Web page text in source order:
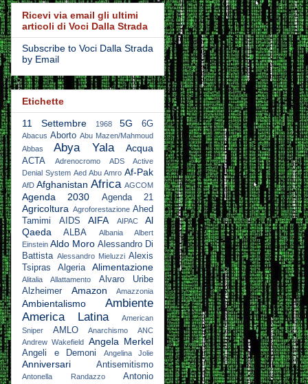
Ricevi via email gli ultimi
articoli di Voci Dalla Strada
Subscribe to Voci Dalla Strada
by Email
Etichette
11 Settembre
1968 5G 6G
Abacus Aborto Abu Mazen/Mahmoud
Abbas
Abya Yala Acqua
ACTA Adrenocromo
ADS Active
Denial System Aed Abu Amro Af-Pak
AfD Afghanistan Africa AGCOM
Agenda 2030 Agenda 21
Agricoltura Agroforestazione Ahed
Tamimi
AIDS AIFA AIPAC
Al
Qaeda
ALBA Albania
Albert
Einstein Aldo Moro Alessandro Di
Battista Alessandro Mieluzzi Alexis
Tsipras
Algeria Alimentazione
Alitalia Allattamento
Alvaro Uribe
Alzheimer
Amazon Amazzonia
Ambientalismo
Ambiente
America Latina
American
Sniper
AMLO Anarchismo
ANC
Andrew Wakefield Angela Merkel
Angeli e Demoni Angelina Jolie
Anniversari Antisemitismo
Antonella Randazzo
Antonio